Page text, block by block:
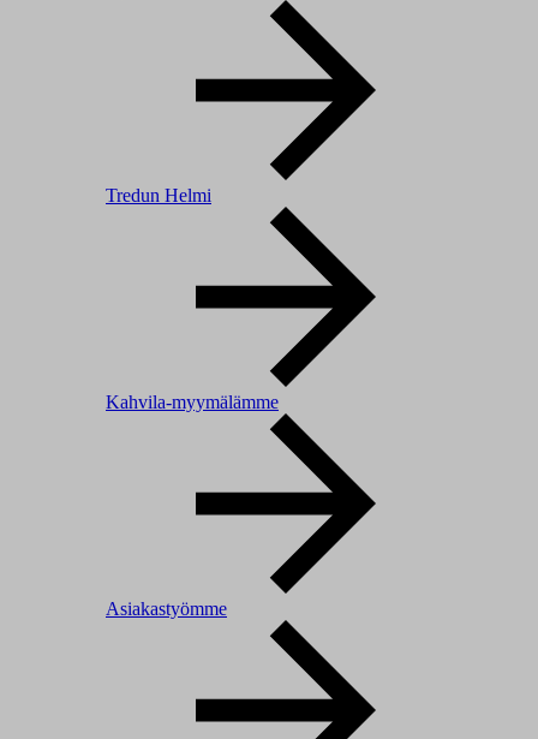
Tredun Helmi
Kahvila-myymälämme
Asiakastyömme